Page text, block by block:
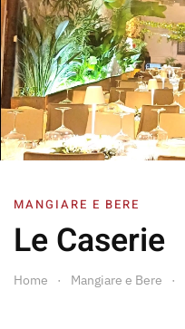
MANGIARE E BERE
Le Caserie
Home Mangiare e Bere